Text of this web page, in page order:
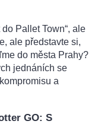
Pallet Town“, ale
ale představte si,
do města Prahy?
jednáních se
a
GO: S